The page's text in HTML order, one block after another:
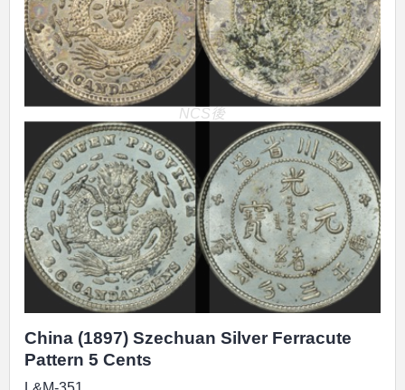
NCS後
China (1897) Szechuan Silver Ferracute
Pattern 5 Cents